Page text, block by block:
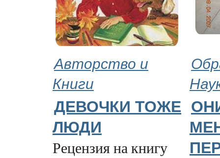
Авторство и
Книги
ДЕВОЧКИ ТОЖЕ
ЛЮДИ
Рецензия на книгу